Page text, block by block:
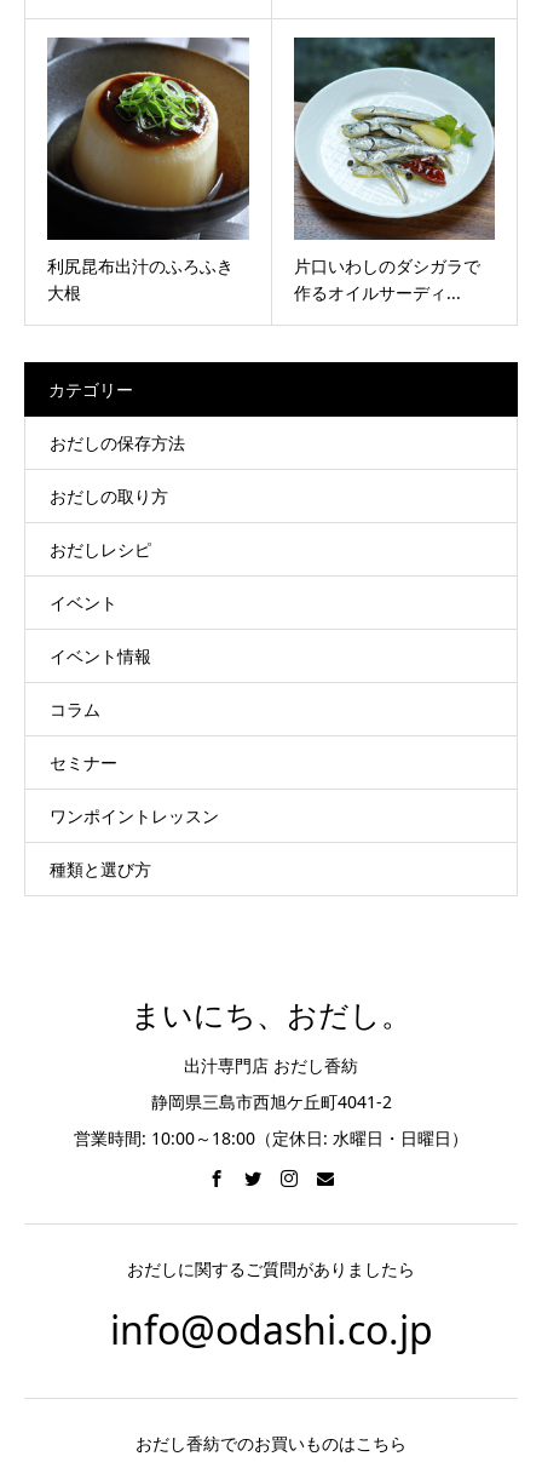
利尻昆布出汁のふろふき
大根
片口いわしのダシガラで
作るオイルサーディ...
カテゴリー
おだしの保存方法
おだしの取り方
おだしレシピ
イベント
イベント情報
コラム
セミナー
ワンポイントレッスン
種類と選び方
まいにち、おだし。
出汁専門店 おだし香紡
静岡県三島市西旭ケ丘町4041-2
営業時間: 10:00～18:00（定休日: 水曜日・日曜日）
おだしに関するご質問がありましたら
info@odashi.co.jp
おだし香紡でのお買いものはこちら